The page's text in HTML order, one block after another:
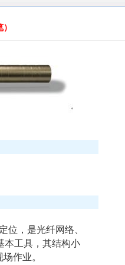
位，是光纤网络、
本工具，其结构小
作业。